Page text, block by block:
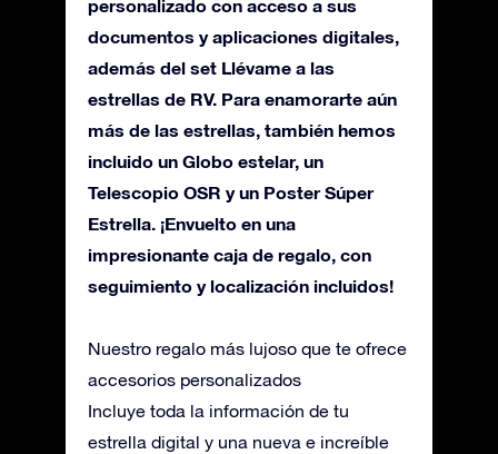
personalizado con acceso a sus
documentos y aplicaciones digitales,
además del set Llévame a las
estrellas de RV. Para enamorarte aún
más de las estrellas, también hemos
incluido un Globo estelar, un
Telescopio OSR y un Poster Súper
Estrella. ¡Envuelto en una
impresionante caja de regalo, con
seguimiento y localización incluidos!
Nuestro regalo más lujoso que te ofrece
accesorios personalizados
Incluye toda la información de tu
estrella digital y una nueva e increíble